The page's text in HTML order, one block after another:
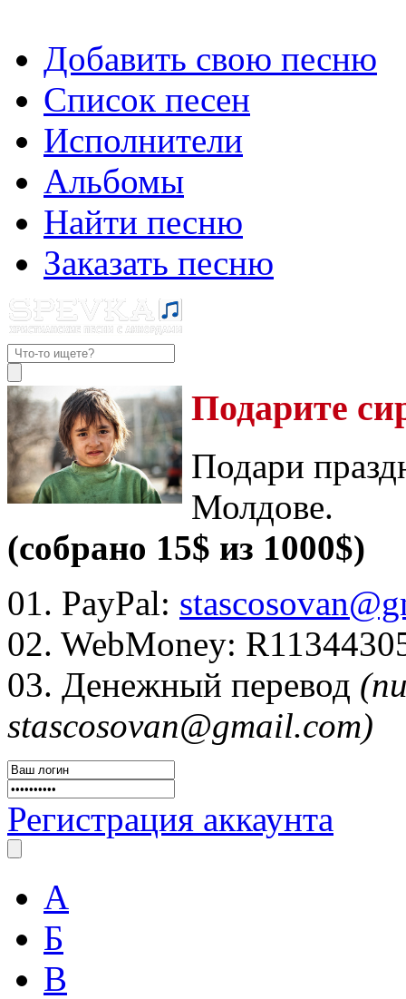
Добавить свою песню
Список песен
Исполнители
Альбомы
Найти песню
Заказать песню
Подарите
Подари
Молдове.
(собрано 15$ из 1000$)
01. PayPal:
02. WebMoney:
03. Денежный перевод
stascosovan@gmail.com)
Регистрация аккаунта
А
Б
В